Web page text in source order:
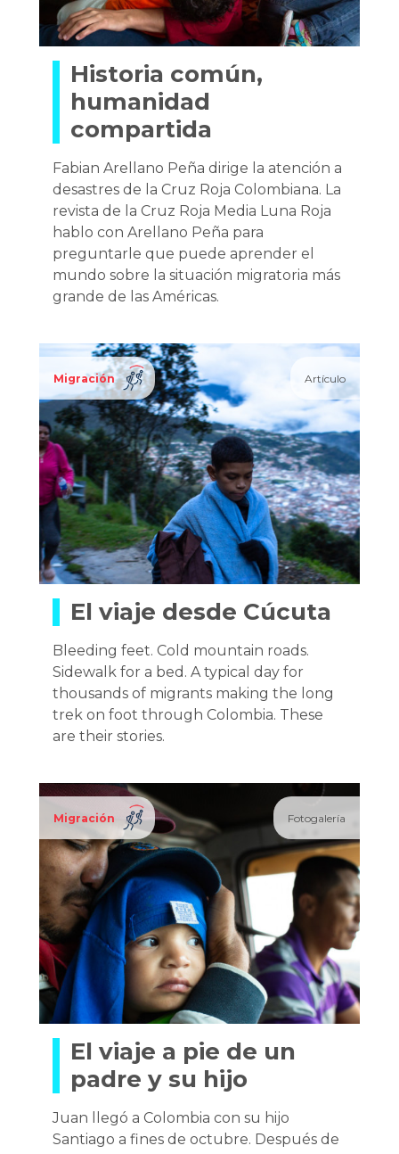
Historia común,
humanidad
compartida
Fabian Arellano Peña dirige la atención a
desastres de la Cruz Roja Colombiana. La
revista de la Cruz Roja Media Luna Roja
hablo con Arellano Peña para
preguntarle que puede aprender el
mundo sobre la situación migratoria más
grande de las Américas.
Migración Artículo
El viaje desde Cúcuta
Bleeding feet. Cold mountain roads.
Sidewalk for a bed. A typical day for
thousands of migrants making the long
trek on foot through Colombia. These
are their stories.
Migración Fotogalería
El viaje a pie de un
padre y su hijo
Juan llegó a Colombia con su hijo
Santiago a fines de octubre. Después de